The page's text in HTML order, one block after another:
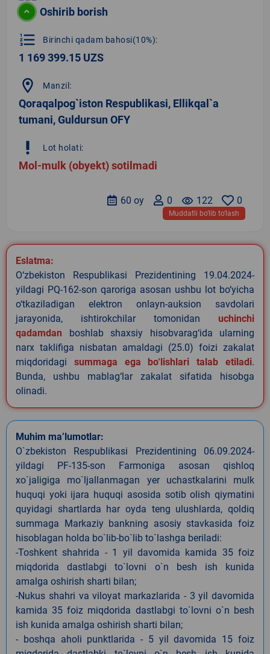
Oshirib borish
format_list_numbered Birinchi qadam bahosi(10%):
1 169 399.15 UZS
location_on Manzil:
Qoraqalpog`iston Respublikasi, Ellikqal`a
tumani, Guldursun OFY
priority_high Lot holati:
Mol-mulk (obyekt) sotilmadi
0
remove_red_eye 122
0
60 oy
Muddatli bo‘lib to‘lash
Eslatma:
O‘zbekiston Respublikasi Prezidentining 19.04.2024-
yildagi PQ-162-son qaroriga asosan ushbu lot bo‘yicha
o‘tkaziladigan elektron onlayn-auksion savdolari
jarayonida, ishtirokchilar tomonidan uchinchi
qadamdan boshlab shaxsiy hisobvarag‘ida ularning
narx taklifiga nisbatan amaldagi (25.0) foizi zakalat
miqdoridagi summaga ega bo‘lishlari talab etiladi.
Bunda, ushbu mablag‘lar zakalat sifatida hisobga
olinadi.
Muhim ma’lumotlar:
O`zbekiston Respublikasi Prezidentining 06.09.2024-
yildagi PF-135-son Farmoniga asosan qishloq
xo`jaligiga mo`ljallanmagan yer uchastkalarini mulk
huquqi yoki ijara huquqi asosida sotib olish qiymatini
quyidagi shartlarda har oyda teng ulushlarda, qoldiq
summaga Markaziy bankning asosiy stavkasida foiz
hisoblagan holda bo`lib-bo`lib to`lashga beriladi:
-Toshkent shahrida - 1 yil davomida kamida 35 foiz
miqdorida dastlabgi to`lovni o`n besh ish kunida
amalga oshirish sharti bilan;
-Nukus shahri va viloyat markazlarida - 3 yil davomida
kamida 35 foiz miqdorida dastlabgi to`lovni o`n besh
ish kunida amalga oshirish sharti bilan;
- boshqa aholi punktlarida - 5 yil davomida 15 foiz